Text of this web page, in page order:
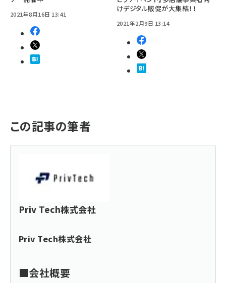
2021年8月16日 13:41
けデジタル販促が大集結！！
2021年2月9日 13:14
この記事の筆者
Priv Tech株式会社
Priv Tech株式会社
■会社概要